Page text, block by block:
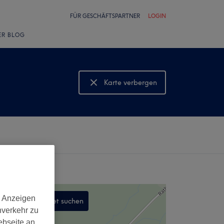
FÜR GESCHÄFTSPARTNER LOGIN
BLOG
Karte verbergen
Karte anzeigen
In diesem Gebiet suchen
,
zu